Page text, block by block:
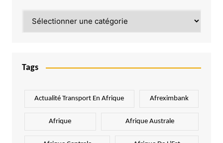
Tags
Actualité Transport En Afrique Afreximbank
Afrique Afrique Australe